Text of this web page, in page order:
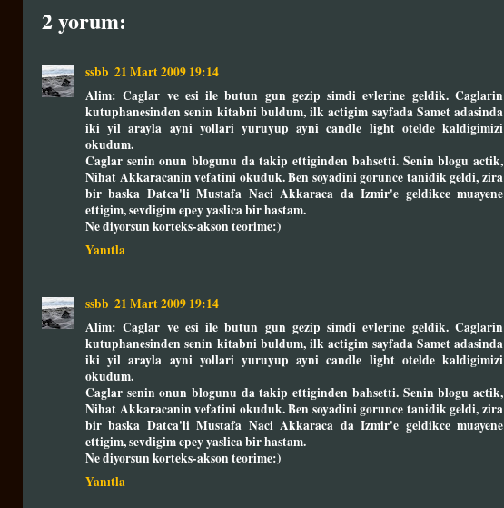
2 yorum:
ssbb 21 Mart 2009 19:14
Alim: Caglar ve esi ile butun gun gezip simdi evlerine geldik. Caglarin
kutuphanesinden senin kitabni buldum, ilk actigim sayfada Samet adasinda
iki yil arayla ayni yollari yuruyup ayni candle light otelde kaldigimizi
okudum.
Caglar senin onun blogunu da takip ettiginden bahsetti. Senin blogu actik,
Nihat Akkaracanin vefatini okuduk. Ben soyadini gorunce tanidik geldi, zira
bir baska Datca'li Mustafa Naci Akkaraca da Izmir'e geldikce muayene
ettigim, sevdigim epey yaslica bir hastam.
Ne diyorsun korteks-akson teorime:)
Yanıtla
ssbb 21 Mart 2009 19:14
Alim: Caglar ve esi ile butun gun gezip simdi evlerine geldik. Caglarin
kutuphanesinden senin kitabni buldum, ilk actigim sayfada Samet adasinda
iki yil arayla ayni yollari yuruyup ayni candle light otelde kaldigimizi
okudum.
Caglar senin onun blogunu da takip ettiginden bahsetti. Senin blogu actik,
Nihat Akkaracanin vefatini okuduk. Ben soyadini gorunce tanidik geldi, zira
bir baska Datca'li Mustafa Naci Akkaraca da Izmir'e geldikce muayene
ettigim, sevdigim epey yaslica bir hastam.
Ne diyorsun korteks-akson teorime:)
Yanıtla